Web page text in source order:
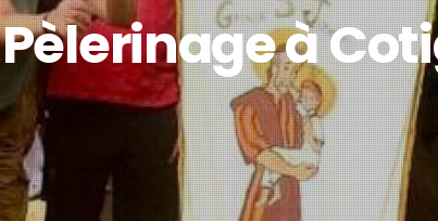
Pèlerinage à